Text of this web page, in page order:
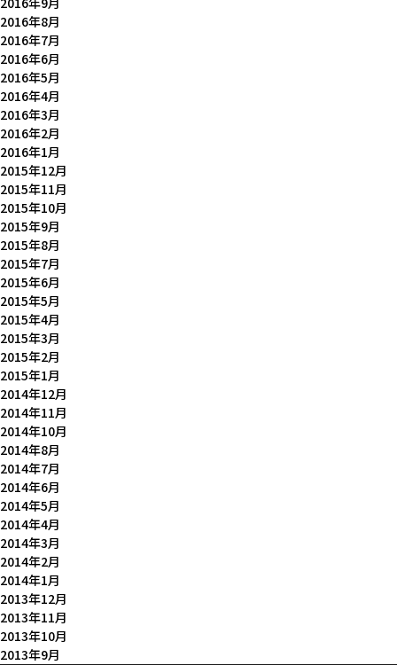
2016年8月
2016年7月
2016年6月
2016年5月
2016年4月
2016年3月
2016年2月
2016年1月
2015年12月
2015年11月
2015年10月
2015年9月
2015年8月
2015年7月
2015年6月
2015年5月
2015年4月
2015年3月
2015年2月
2015年1月
2014年12月
2014年11月
2014年10月
2014年8月
2014年7月
2014年6月
2014年5月
2014年4月
2014年3月
2014年2月
2014年1月
2013年12月
2013年11月
2013年10月
2013年9月